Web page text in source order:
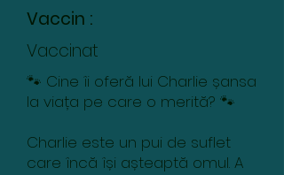
Vaccin :
Vaccinat
🐾 Cine îi oferă lui Charlie șansa
la viața pe care o merită? 🐾
Charlie este un pui de suflet
care încă își așteaptă omul. A